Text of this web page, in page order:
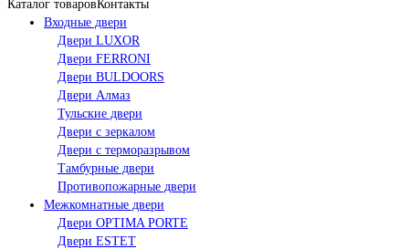
Каталог товаровКонтакты
Входные двери
Двери LUXOR
Двери FERRONI
Двери BULDOORS
Двери Алмаз
Тульские двери
Двери с зеркалом
Двери с терморазрывом
Тамбурные двери
Противопожарные двери
Межкомнатные двери
Двери OPTIMA PORTE
Двери ESTET